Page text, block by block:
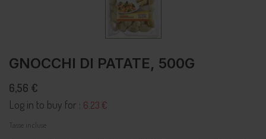
GNOCCHI DI PATATE, 500G
6,56 €
Log in to buy for : 6.23 €
Tasse incluse